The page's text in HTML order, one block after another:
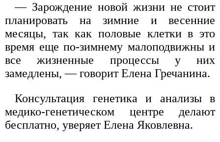
— Зарождение новой жизни не стоит
планировать на зимние и весенние
месяцы, так как половые клетки в это
время еще по-зимнему малоподвижны и
все жизненные процессы у них
замедлены, — говорит Елена Гречанина.
Консультация генетика и анализы в
медико-генетическом центре делают
бесплатно, уверяет Елена Яковлевна.